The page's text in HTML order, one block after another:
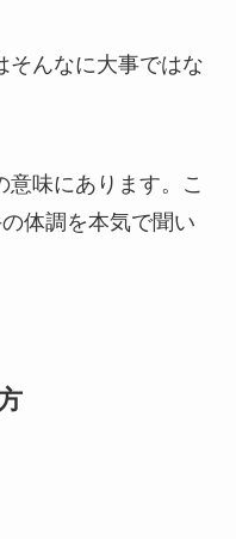
そんなに大事ではな
意味にあります。こ
体調を本気で聞い